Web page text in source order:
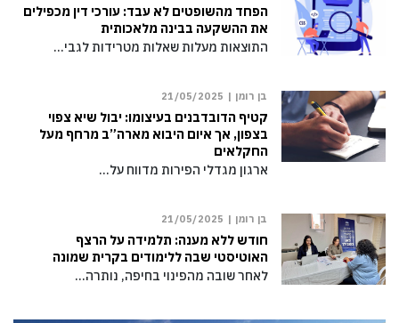
הפחד מהשופטים לא עבד: עורכי דין מכפילים
את ההשקעה בבינה מלאכותית
התוצאות מעלות שאלות מטרידות לגבי…
בן רומן | 21/05/2025
קטיף הדובדבנים בעיצומו: יבול שיא צפוי
בצפון, אך איום היבוא מארה”ב מרחף מעל
החקלאים
ארגון מגדלי הפירות מדווח על…
בן רומן | 21/05/2025
חודש ללא מענה: תלמידה על הרצף
האוטיסטי שבה ללימודים בקרית שמונה
לאחר שובה מהפינוי בחיפה, נותרה…